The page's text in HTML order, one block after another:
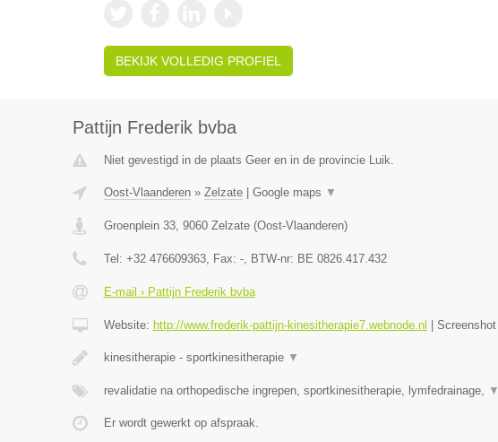
BEKIJK VOLLEDIG PROFIEL
Pattijn Frederik bvba
Niet gevestigd in de plaats Geer en in de provincie Luik.
Oost-Vlaanderen» Zelzate| Google maps ▼
Groenplein 33, 9060 Zelzate(Oost-Vlaanderen)
Tel: +32 476609363, Fax: -, BTW-nr: BE 0826.417.432
E-mail › Pattijn Frederik bvba
Website: http://www.frederik-pattijn-kinesitherapie7.webnode.nl Screenshot
kinesitherapie - sportkinesitherapie ▼
revalidatie na orthopedische ingrepen, sportkinesitherapie, lymfedrainage, ▼
Er wordt gewerkt op afspraak.